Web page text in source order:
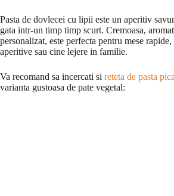
Pasta de dovlecei cu lipii este un aperitiv
gata intr-un timp timp scurt. Cremoasa,
personalizat, este perfecta pentru mese
aperitive sau cine lejere in familie.
Va recomand sa incercati si reteta de pasta
varianta gustoasa de pate vegetal: